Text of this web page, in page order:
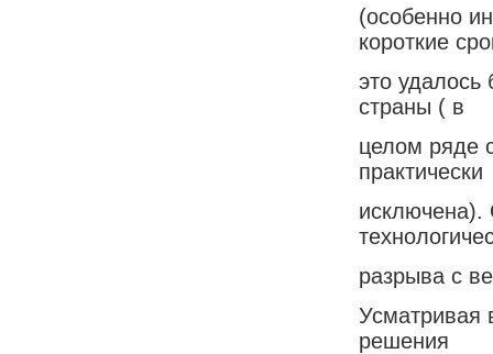
(особенно
короткие
это удалось
страны ( в
целом ряде
практически
исключена).
разрыва с
Усматривая
решения